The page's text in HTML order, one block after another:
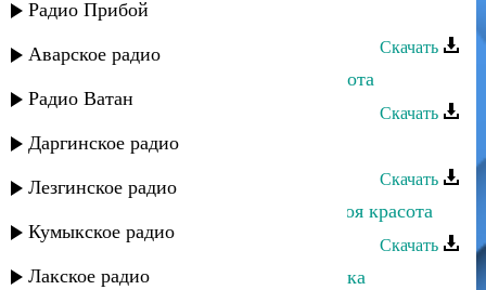
Радио Прибой
Аварское радио
Радио Ватан
Даргинское радио
Лезгинское радио
Кумыкское радио
Лакское радио
Марина Мустафаева - Красота
Скачать
Альбина Салимгереева - Твоя красота
Скачать
Лейла Алиева - Твоя красота
Скачать
Кумсият Темирханова и Аман - Твоя красота
Скачать
Гаджимурад Рамазанов - Незнакомка